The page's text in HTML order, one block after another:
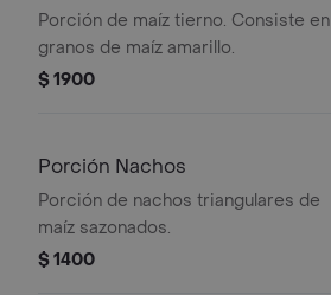
Porción de maíz tierno. Consiste en
granos de maíz amarillo.
$ 1900
Porción Nachos
Porción de nachos triangulares de
maíz sazonados.
$ 1400